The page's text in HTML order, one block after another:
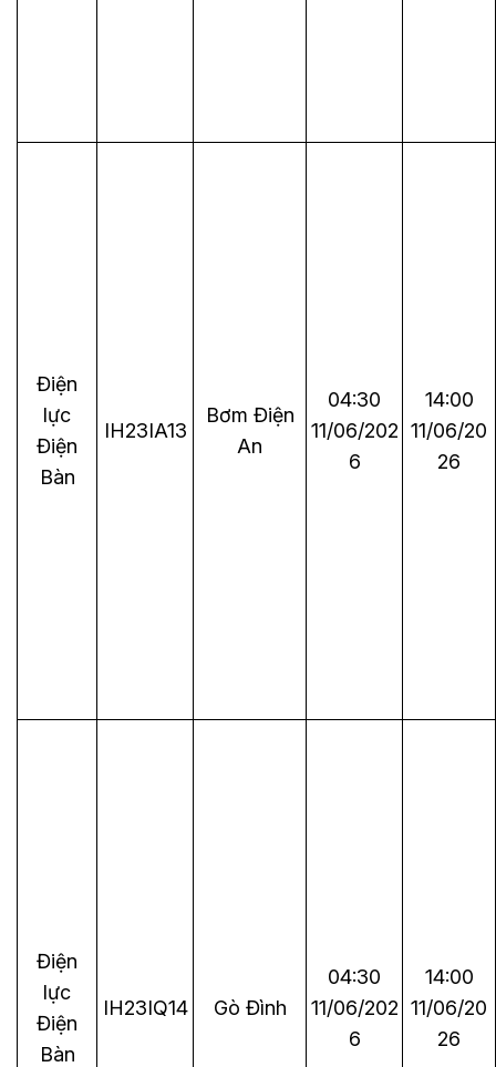
Điện
lực
Điện
Bàn
IH23IA13
Bơm Điện
An
04:30
11/06/202
6
14:00
11/06/20
26
Điện
lực
Điện
Bàn
IH23IQ14 Gò Đình
04:30
11/06/202
6
14:00
11/06/20
26